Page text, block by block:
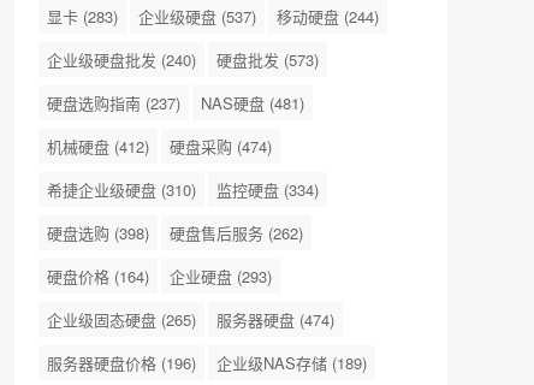
显卡 (283) 企业级硬盘 (537) 移动硬盘 (244)
企业级硬盘批发 (240) 硬盘批发 (573)
硬盘选购指南 (237) NAS硬盘 (481)
机械硬盘 (412) 硬盘采购 (474)
希捷企业级硬盘 (310) 监控硬盘 (334)
硬盘选购 (398) 硬盘售后服务 (262)
硬盘价格 (164) 企业硬盘 (293)
企业级固态硬盘 (265) 服务器硬盘 (474)
服务器硬盘价格 (196) 企业级NAS存储 (189)